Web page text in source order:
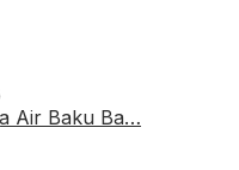
Air Baku Ba…